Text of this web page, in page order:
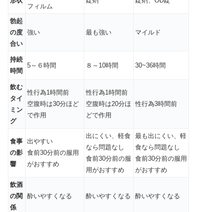
フィルム
勃起
の度
合い
強い 最も強い マイルド
持続
時間
5～６時間 ８～10時間 30~36時間
飲む
タイ
ミン
グ
性行為1時間前
空腹時は30分ほど
で作用
性行為1時間前
空腹時は20分ほ
どで作用
性行為3時間前
食事
の影
響
出やすい
食前30分前の服用
がおすすめ
出にくい、軽食
なら問題なし
食前30分前の服
用がおすすめ
最も出にくい、軽
食なら問題なし
食前30分前の服用
がおすすめ
飲酒
の関
係
酔いやすくなる 酔いやすくなる 酔いやすくなる